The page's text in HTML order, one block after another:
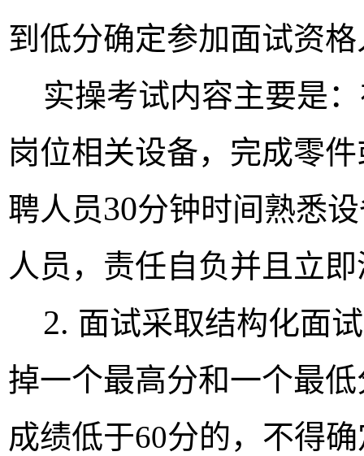
到低分确定参加面试资
实操考试内容主要是：
岗位相关设备，完成零
聘人员30分钟时间熟悉
人员，责任自负并且立
2. 面试采取结构化面
掉一个最高分和一个最
成绩低于60分的，不得